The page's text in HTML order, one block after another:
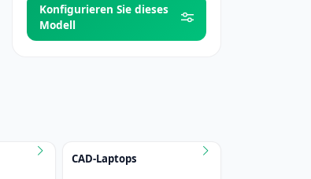
Konfigurieren Sie dieses
Modell
CAD-Laptops